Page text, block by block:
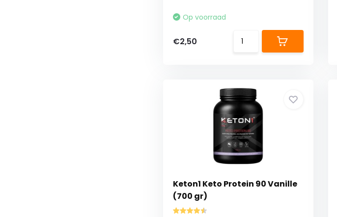
Op voorraad
€2,50
Keton1 Keto Protein 90 Vanille
(700 gr)